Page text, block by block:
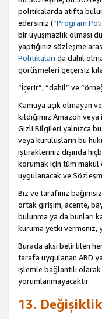
politikalarda atıfta
edersiniz (“Program
bir uyuşmazlık olması
yaptığınız sözleşme
Politikaları da dahil
görüşmeleri geçersiz
“İçerir”, “dahil” ve
Kamuya açık olmayan
kıldığımız Amazon
Gizli Bilgileri yalnızca
veya kuruluşların bu
iştirakleriniz dışında
korumak için tüm makul
uygulanacak ve
Biz ve tarafınız
ortak girişim, acente,
bulunma ya da bunları
kuruma yetki vermeniz,
Burada aksi belirtilen
tarafa uygulanan ABD
işlemle bağlantılı
yorumlanmayacaktır.
13. Değişiklik